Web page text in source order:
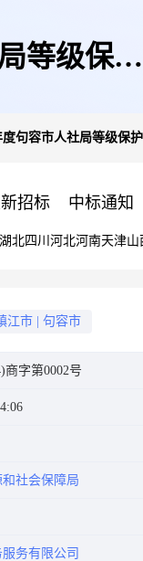
等级保护
度句容市人社局等级保
招标 中标通知
湖北四川 河北河南天津山
江市 句容市
商字第0002号
社会保障局
务有限公司